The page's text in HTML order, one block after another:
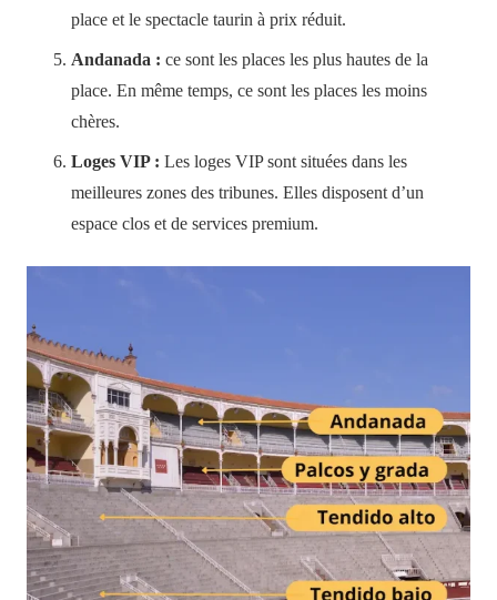
place et le spectacle taurin à prix réduit.
Andanada : ce sont les places les plus hautes de la
place. En même temps, ce sont les places les moins
chères.
Loges VIP : Les loges VIP sont situées dans les
meilleures zones des tribunes. Elles disposent d’un
espace clos et de services premium.